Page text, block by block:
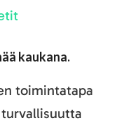
kaukana.
toimintatapa